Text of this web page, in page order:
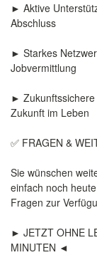
► Aktive
Abschluss
► Starkes
Jobvermittlung
►
Zukunft im Leben
✅ FRAGEN &
Sie wünschen
einfach noch
Fragen zur
► JETZT OHNE
MINUTEN ◄